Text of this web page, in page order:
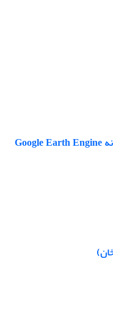
تحلیل الگوهای زمانی و مکانی پراکنش آئروسل‌های جوی در استان خوزستان با استفاده از داده‌های AOD سنجنده MODIS در سامانه Google Earth Engine